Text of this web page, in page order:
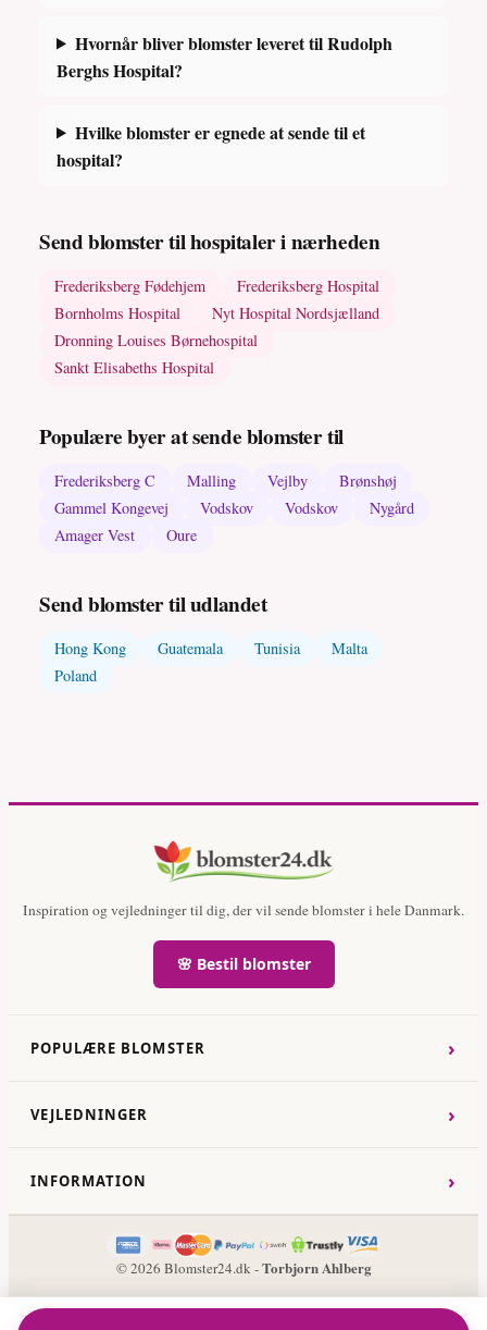
Hvornår bliver blomster leveret til Rudolph
Berghs Hospital?
Hvilke blomster er egnede at sende til et
hospital?
Send blomster til hospitaler i nærheden
Frederiksberg Fødehjem
Frederiksberg Hospital
Bornholms Hospital
Nyt Hospital Nordsjælland
Dronning Louises Børnehospital
Sankt Elisabeths Hospital
Populære byer at sende blomster til
Frederiksberg C Malling Vejlby
Brønshøj
Gammel Kongevej
Vodskov Vodskov
Nygård
Amager Vest
Oure
Send blomster til udlandet
Hong Kong Guatemala Tunisia
Malta
Poland
Inspiration og vejledninger til dig, der vil sende blomster i hele Danmark.
🌸 Bestil blomster
POPULÆRE BLOMSTER ›
VEJLEDNINGER ›
INFORMATION ›
© 2026 Blomster24.dk -Torbjorn Ahlberg